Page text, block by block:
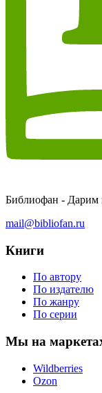
Библиофан - Дарим
mail@bibliofan.ru
Книги
По автору
По издателю
По жанру
По серии
Мы на
Wildberries
Ozon